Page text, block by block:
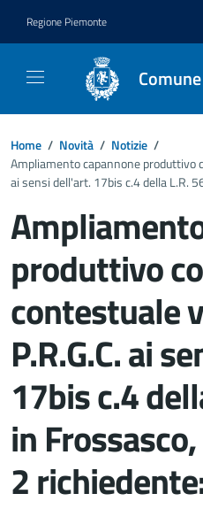
Regione Piemonte
Home / Novità / Notizie /
Ampliamento capannone produttivo
ai sensi dell'art. 17bis c.4 della L.R.
produttivo
contestuale
P.R.G.C. ai
17bis c.4
in
2